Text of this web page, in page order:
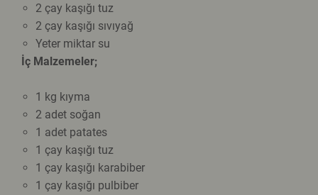
2 çay kaşığı tuz
2 çay kaşığı sıvıyağ
Yeter miktar su
İç Malzemeler;
1 kg kıyma
2 adet soğan
1 adet patates
1 çay kaşığı tuz
1 çay kaşığı karabiber
1 çay kaşığı pulbiber